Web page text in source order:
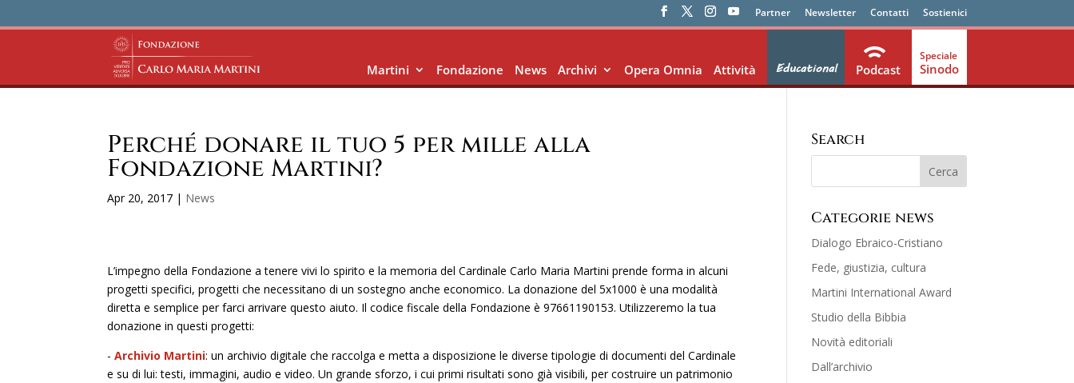
Partner Newsletter Contatti Sostienici
Martini Fondazione News Archivi Opera Omnia Attività Educational Podcast Sinodo
Perché donare il tuo 5 per mille alla
Fondazione Martini?
Apr 20, 2017 | News
L’impegno della Fondazione a tenere vivi lo spirito e la memoria del Cardinale Carlo Maria Martini prende forma in alcuni
progetti specifici, progetti che necessitano di un sostegno anche economico. La donazione del 5x1000 è una modalità
diretta e semplice per farci arrivare questo aiuto. Il codice fiscale della Fondazione è 97661190153. Utilizzeremo la tua
donazione in questi progetti:
-Archivio Martini: un archivio digitale che raccolga e metta a disposizione le diverse tipologie di documenti del Cardinale
e su di lui: testi, immagini, audio e video. Un grande sforzo, i cui primi risultati sono già visibili, per costruire un patrimonio
Search
Categorie news
Dialogo Ebraico-Cristiano
Fede, giustizia, cultura
Martini International Award
Studio della Bibbia
Novità editoriali
Dall’archivio